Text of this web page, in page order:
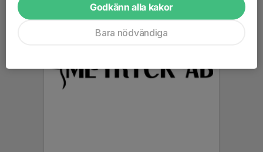
Godkänn alla kakor
Bara nödvändiga